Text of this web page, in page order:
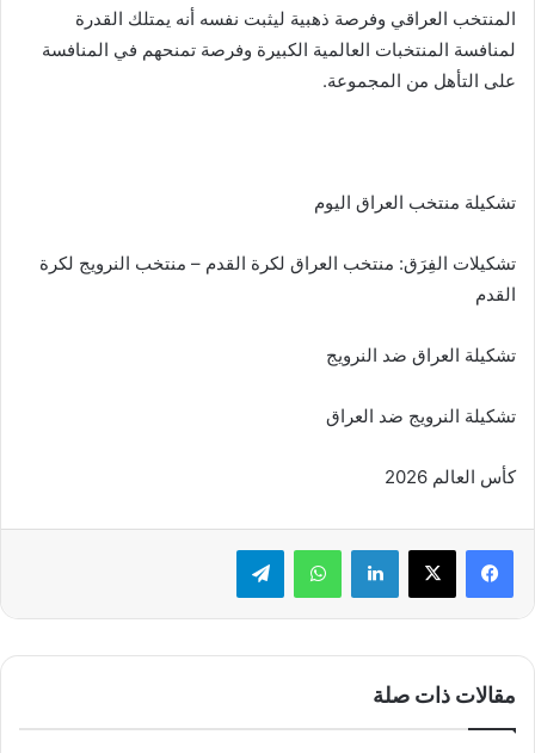
المنتخب العراقي وفرصة ذهبية ليثبت نفسه أنه يمتلك القدرة
لمنافسة المنتخبات العالمية الكبيرة وفرصة تمنحهم في المنافسة
على التأهل من المجموعة.
تشكيلة منتخب العراق اليوم
تشكيلات الفِرَق: منتخب العراق لكرة القدم – منتخب النرويج لكرة
القدم
تشكيلة العراق ضد النرويج
تشكيلة النرويج ضد العراق
كأس العالم 2026
لينكدإن واتساب تيلقرام
مقالات ذات صلة